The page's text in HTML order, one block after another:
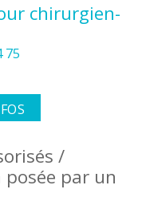
chirurgien-
75
/
par un